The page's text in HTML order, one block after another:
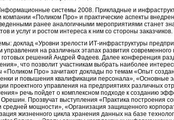
системы 2008. Прикладные и
«Поликом Про» и практические аспекты
ранее аналогичными мероприятиями станет
и услуг и ростом интереса к ним со стороны заказчиков.
доклад «Уровни зрелости ИТ-инфраструктуры
на различных этапах развития
решений Андрей Фадеев. Далее конференция
что позволит участникам выбрать наиболее
Про» зачитают доклады по темам «Опыт
и повышения квалификации персонала», «Основные
проектного управления на предприятиях различных
речь пойдет о комплексном подходе к созданию
Прозвучат выступления «Практика построения
мощности», «Организация защищенного
жизненного цикла хранения данных на базе